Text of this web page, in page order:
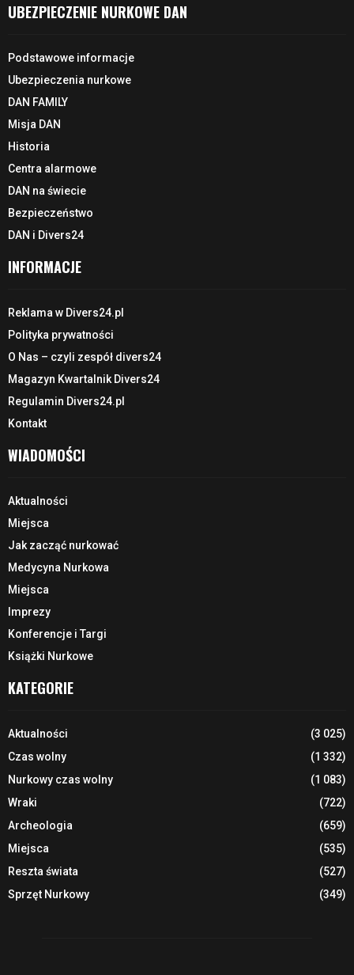
UBEZPIECZENIE NURKOWE DAN
Podstawowe informacje
Ubezpieczenia nurkowe
DAN FAMILY
Misja DAN
Historia
Centra alarmowe
DAN na świecie
Bezpieczeństwo
DAN i Divers24
INFORMACJE
Reklama w Divers24.pl
Polityka prywatności
O Nas – czyli zespół divers24
Magazyn Kwartalnik Divers24
Regulamin Divers24.pl
Kontakt
WIADOMOŚCI
Aktualności
Miejsca
Jak zacząć nurkować
Medycyna Nurkowa
Miejsca
Imprezy
Konferencje i Targi
Książki Nurkowe
KATEGORIE
Aktualności
(3 025)
Czas wolny
(1 332)
Nurkowy czas wolny
(1 083)
Wraki
(722)
Archeologia
(659)
Miejsca
(535)
Reszta świata
(527)
Sprzęt Nurkowy
(349)